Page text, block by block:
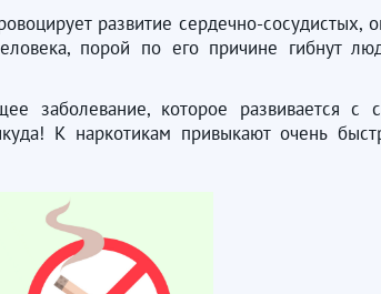
развитие сердечно-сосудистых,
порой по его причине гибнут
заболевание, которое развивается с
К наркотикам привыкают очень